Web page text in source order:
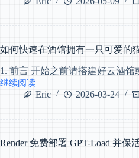
于
自
己
如何快速在酒馆拥有一只可爱的
1. 前言 开始之前请搭建好云酒
继续阅读
如
酒
Eric 2026-03-24
Render 免费部署 GPT-Load 并保